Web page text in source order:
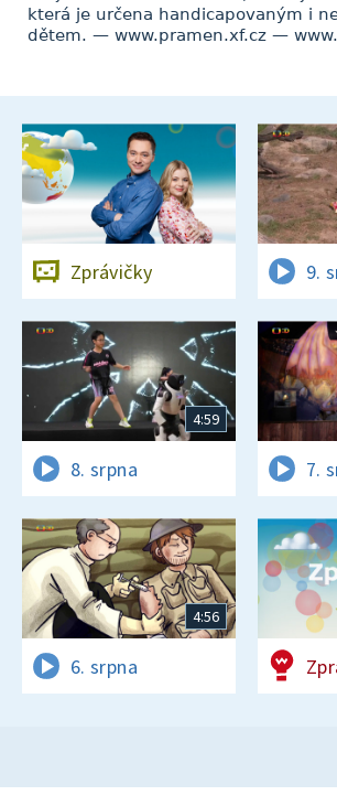
která je určena handicapovaným i
dětem. — www.pramen.xf.cz —
Zprávičky 9.
4:59
8. srpna 7.
4:56
6. srpna